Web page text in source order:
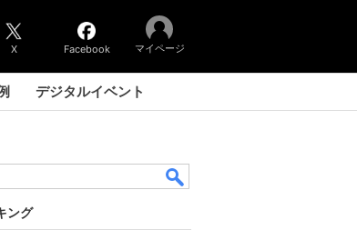
X Facebook マイページ
デジタルイベント
ング